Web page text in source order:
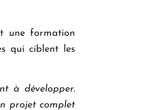
une formation
qui ciblent les
à développer.
projet complet